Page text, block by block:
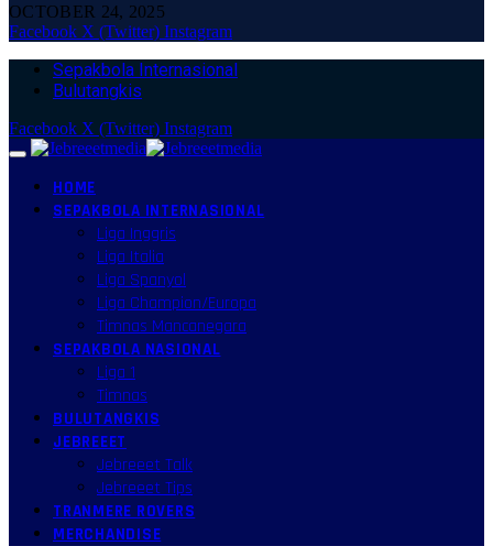
OCTOBER 24, 2025
Facebook X (Twitter) Instagram
Sepakbola Internasional
Bulutangkis
Facebook X (Twitter) Instagram
HOME
SEPAKBOLA INTERNASIONAL
Liga Inggris
Liga Italia
Liga Spanyol
Liga Champion/Europa
Timnas Mancanegara
SEPAKBOLA NASIONAL
Liga 1
Timnas
BULUTANGKIS
JEBREEET
Jebreeet Talk
Jebreeet Tips
TRANMERE ROVERS
MERCHANDISE